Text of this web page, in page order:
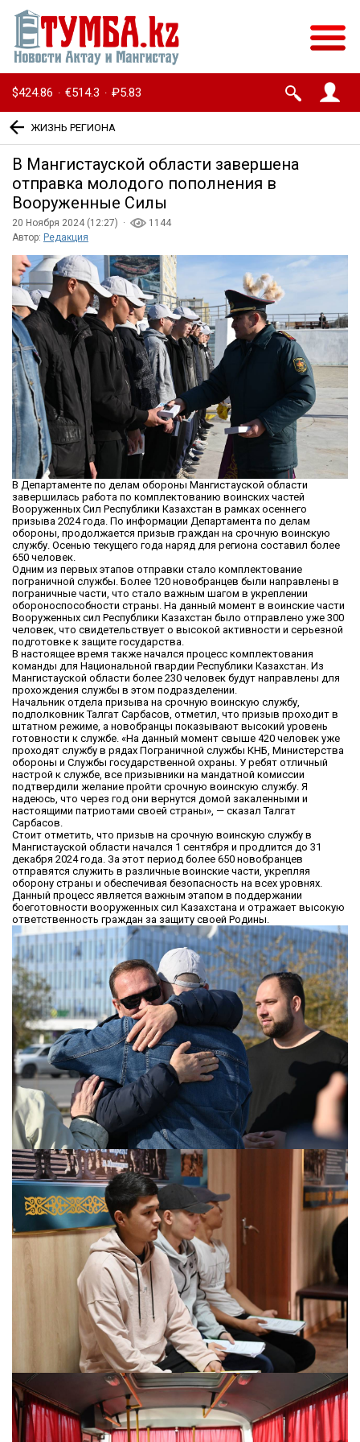
$424.86 · €514.3 · ₽5.83
ЖИЗНЬ РЕГИОНА
В Мангистауской области завершена
отправка молодого пополнения в
Вооруженные Силы
20 Ноября 2024 (12:27) ·
1144
Автор: Редакция
В Департаменте по делам обороны Мангистауской области
завершилась работа по комплектованию воинских частей
Вооруженных Сил Республики Казахстан в рамках осеннего
призыва 2024 года. По информации Департамента по делам
обороны, продолжается призыв граждан на срочную воинскую
службу. Осенью текущего года наряд для региона составил более
650 человек.
Одним из первых этапов отправки стало комплектование
пограничной службы. Более 120 новобранцев были направлены в
пограничные части, что стало важным шагом в укреплении
обороноспособности страны. На данный момент в воинские части
Вооруженных сил Республики Казахстан было отправлено уже 300
человек, что свидетельствует о высокой активности и серьезной
подготовке к защите государства.
В настоящее время также начался процесс комплектования
команды для Национальной гвардии Республики Казахстан. Из
Мангистауской области более 230 человек будут направлены для
прохождения службы в этом подразделении.
Начальник отдела призыва на срочную воинскую службу,
подполковник Талгат Сарбасов, отметил, что призыв проходит в
штатном режиме, а новобранцы показывают высокий уровень
готовности к службе. «На данный момент свыше 420 человек уже
проходят службу в рядах Пограничной службы КНБ, Министерства
обороны и Службы государственной охраны. У ребят отличный
настрой к службе, все призывники на мандатной комиссии
подтвердили желание пройти срочную воинскую службу. Я
надеюсь, что через год они вернутся домой закаленными и
настоящими патриотами своей страны», — сказал Талгат
Сарбасов.
Стоит отметить, что призыв на срочную воинскую службу в
Мангистауской области начался 1 сентября и продлится до 31
декабря 2024 года. За этот период более 650 новобранцев
отправятся служить в различные воинские части, укрепляя
оборону страны и обеспечивая безопасность на всех уровнях.
Данный процесс является важным этапом в поддержании
боеготовности вооруженных сил Казахстана и отражает высокую
ответственность граждан за защиту своей Родины.